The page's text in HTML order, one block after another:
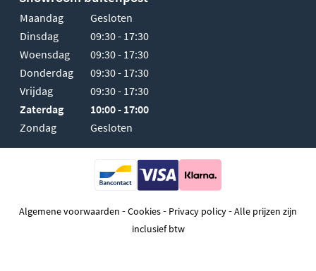
Maandag
Gesloten
Dinsdag
09:30 - 17:30
Woensdag
09:30 - 17:30
Donderdag
09:30 - 17:30
Vrijdag
09:30 - 17:30
Zaterdag
10:00 - 17:00
Zondag
Gesloten
Algemene voorwaarden -Cookies- Privacy policy-Alle prijzen zijn
inclusief btw